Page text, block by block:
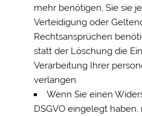
mehr benötigen, Sie sie
Verteidigung oder
Rechtsansprüchen
statt der Löschung die
Verarbeitung Ihrer
verlangen.
Wenn Sie einen
DSGVO eingelegt